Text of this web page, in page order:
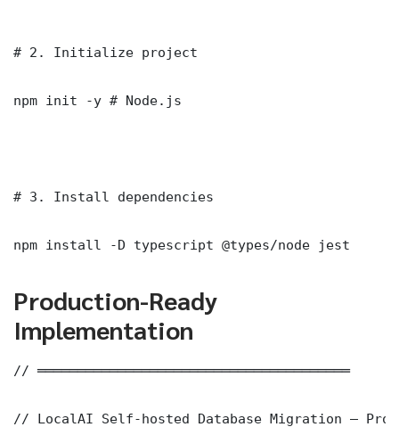
# 2. Initialize project
npm init -y # Node.js
# 3. Install dependencies
npm install -D typescript @types/node jest
Production-Ready
Implementation
// ═══════════════════════════════════════
// LocalAI Self-hosted Database Migration —